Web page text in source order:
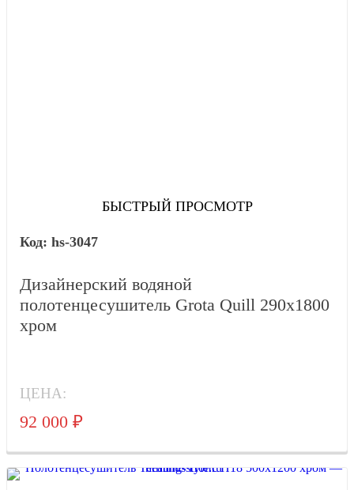
БЫСТРЫЙ ПРОСМОТР
hs-3047
Дизайнерский водяной
полотенцесушитель Grota Quill 290x1800
хром
ЦЕНА:
92 000 ₽